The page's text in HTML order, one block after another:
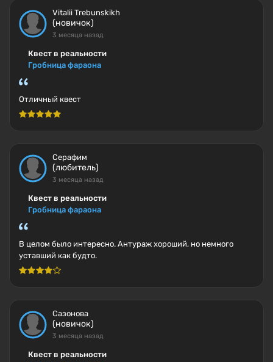
Vitalii Trebunskikh
(новичок)
3 месяца назад
Квест в реальности
Гробница фараона
Отличный квест
Серафим
(любитель)
3 месяца назад
Квест в реальности
Гробница фараона
В целом было интересно. Антураж хороший, но немного
уставший как будто.
Сазонова
(новичок)
3 месяца назад
Квест в реальности